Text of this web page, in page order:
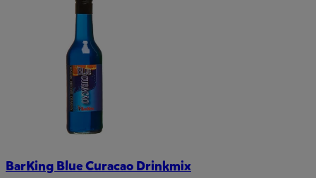
BarKing Blue Curacao Drinkmix